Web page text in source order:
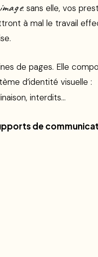
: sans elle, vos
à mal le travail
de pages. Elle
d’identité visuelle :
interdits…
de